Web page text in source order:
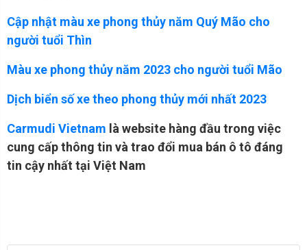
Cập nhật màu xe phong thủy năm Quý Mão cho
người tuổi Thìn
Màu xe phong thủy năm 2023 cho người tuổi Mão
Dịch biển số xe theo phong thủy mới nhất 2023
Carmudi Vietnam là website hàng đầu trong việc
cung cấp thông tin và trao đổi mua bán ô tô đáng
tin cậy nhất tại Việt Nam